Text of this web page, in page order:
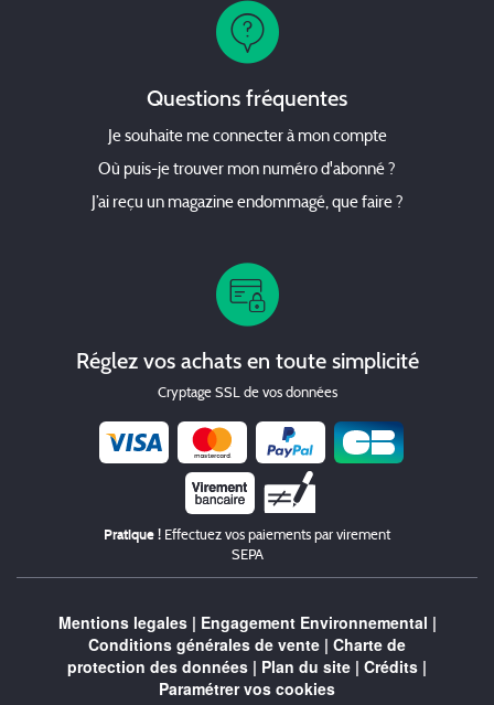
Questions fréquentes
Je souhaite me connecter à mon compte
Où puis-je trouver mon numéro d'abonné ?
J’ai reçu un magazine endommagé, que faire ?
Réglez vos achats en toute simplicité
Cryptage SSL de vos données
Chèque
Pratique ! Effectuez vos paiements par virement
SEPA
Mentions legales| Engagement Environnemental |
Conditions générales de vente | Charte de
protection des données | Plan du site | Crédits |
Paramétrer vos cookies